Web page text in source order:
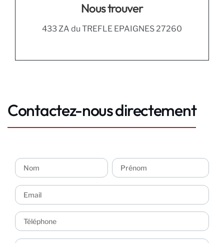
Nous trouver
433 ZA du TREFLE EPAIGNES 27260
Contactez-nous directement